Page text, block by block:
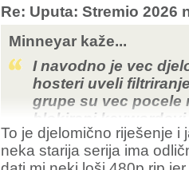
Re: Uputa: Stremio 2026
Minneyar kaže...
I navodno je vec
hosteri uveli
grupe su vec pocele
blokirani
funkcionira, trenutno.
To je djelomično riješenje i
neka starija serija ima